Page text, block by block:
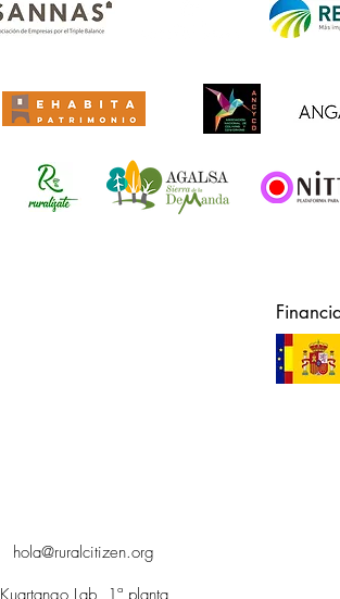
hola@ruralcitizen.org
Kuartango Lab, 1ª planta